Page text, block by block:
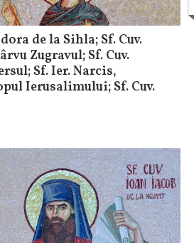
de la Sihla; Sf. Cuv.
Zugravul; Sf. Cuv.
Sf. Ier. Narcis,
Ierusalimului; Sf. Cuv.